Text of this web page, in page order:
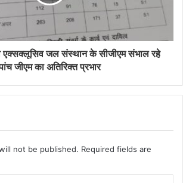
एक्सक्लूसिव जल संस्थान के सीजीएम संभाल रहे
जीएम का अतिरिक्त प्रभार
not be published. Required fields are